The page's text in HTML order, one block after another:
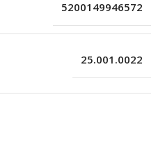
5200149946572
25.001.0022